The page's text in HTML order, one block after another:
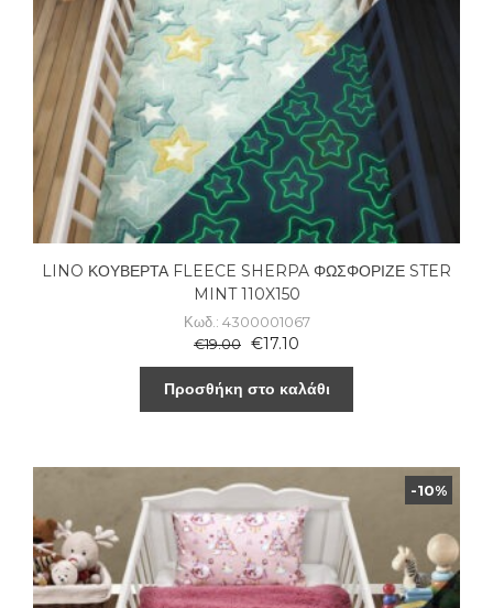
LINO ΚΟΥΒΕΡΤΑ FLEECE SHERPA ΦΩΣΦΟΡΙΖΕ STER
MINT 110X150
Κωδ.: 4300001067
€19.00 €17.10
Προσθήκη στο καλάθι
-10%